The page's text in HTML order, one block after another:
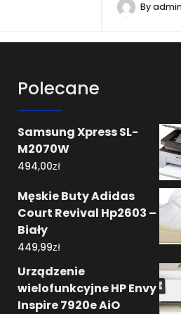
By
Polecane
Samsung Xpress SL-
M2070W
494,00zł
Męskie Buty Adidas
Court Revival Hp2603 –
Biały
449,99zł
Urządzenie
wielofunkcyjne HP Envy
Inspire 7920e AiO